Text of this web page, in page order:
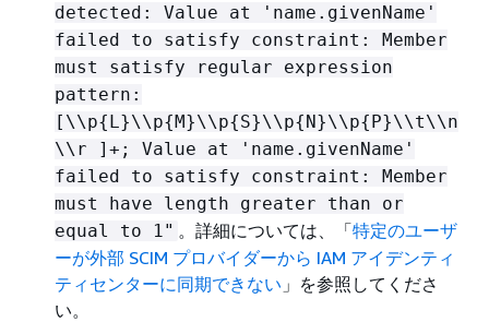
detected: Value at 'name.givenName'
failed to satisfy constraint: Member
must satisfy regular expression
pattern:
[\\p{L}\\p{M}\\p{S}\\p{N}\\p{P}\\t\\n
\\r ]+; Value at 'name.givenName'
failed to satisfy constraint: Member
must have length greater than or
equal to 1" 。詳細については、「特定のユーザ
ーが外部 SCIM プロバイダーから IAM アイデンティ
ティセンターに同期できない 」を参照してくださ
い。